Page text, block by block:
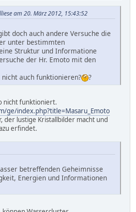
am 20. März 2012, 15:43:52
doch auch andere Versuche die
unter bestimmten
Struktur und Informatione
der Hr. Emoto mit den
auch funktionieren?
?
nicht funktioniert.
ge/index.php?title=Masaru_Emoto
der lustige Kristallbilder macht und
erfindet.
betreffenden Geheimnisse
Energien und Informationen